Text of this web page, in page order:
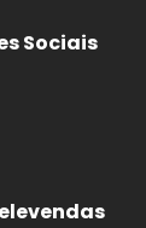
Sociais